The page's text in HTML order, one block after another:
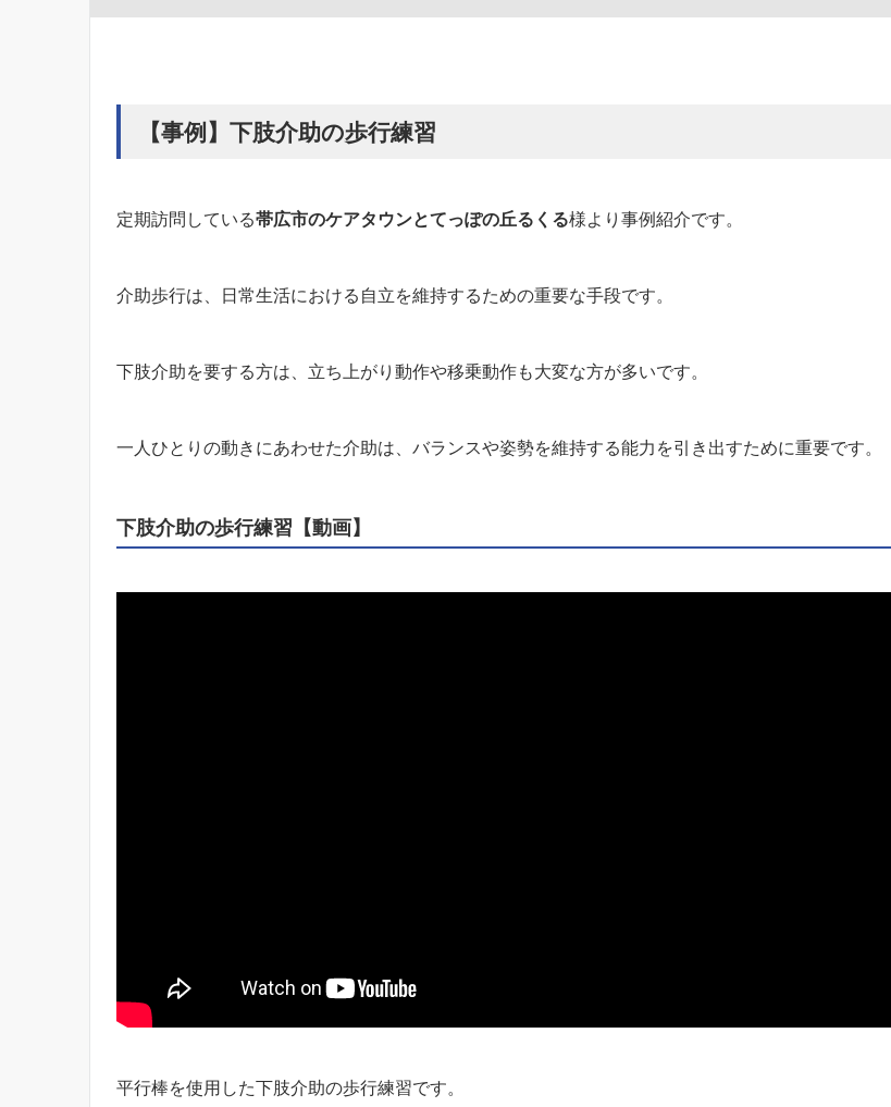
【事例】下肢介助の歩行練習
定期訪問している帯広市のケアタウンとてっぽの丘るくる様より事例紹介です。
介助歩行は、日常生活における自立を維持するための重要な手段です。
下肢介助を要する方は、立ち上がり動作や移乗動作も大変な方が多いです。
一人ひとりの動きにあわせた介助は、バランスや姿勢を維持する能力を引き出すために重要です。
下肢介助の歩行練習【動画】
平行棒を使用した下肢介助の歩行練習です。